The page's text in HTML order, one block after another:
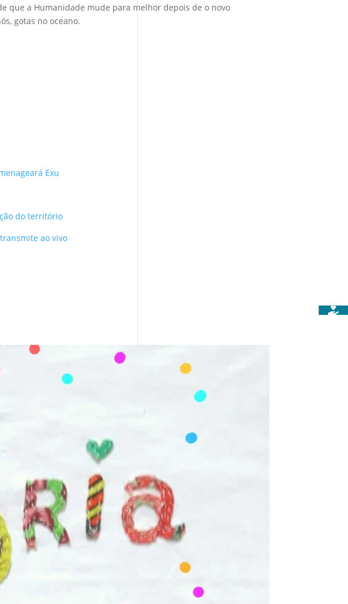
que a Humanidade mude para melhor depois de o novo
gotas no oceano.
Exu
do território
ao vivo